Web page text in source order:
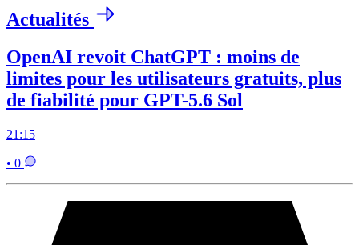
Actualités
OpenAI revoit ChatGPT : moins de
limites pour les utilisateurs gratuits, plus
de fiabilité pour GPT-5.6 Sol
21:15
• 0